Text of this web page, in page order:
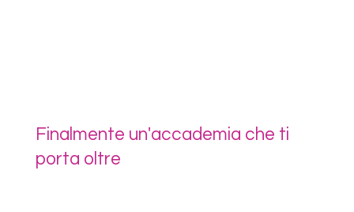
Finalmente un'accademia che ti
porta oltre